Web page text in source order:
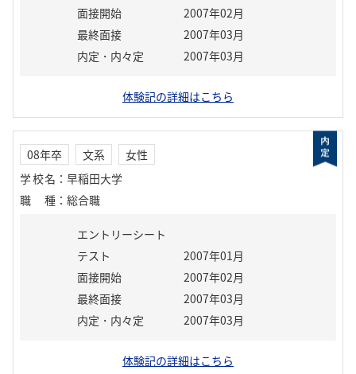
面接開始
2007年02月
最終面接
2007年03月
内定・内々定
2007年03月
体験記の詳細はこちら
08年卒 文系
女性
学校名 ： 早稲田大学
職種 ： 総合職
エントリーシート
テスト
2007年01月
面接開始
2007年02月
最終面接
2007年03月
内定・内々定
2007年03月
体験記の詳細はこちら